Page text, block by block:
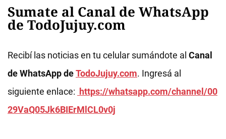
Sumate al Canal de WhatsApp
de TodoJujuy.com
Recibí las noticias en tu celular sumándote al Canal
de WhatsApp deTodoJujuy.com. Ingresá al
siguiente enlace: https://whatsapp.com/channel/00
29VaQ05Jk6BIErMlCL0v0j